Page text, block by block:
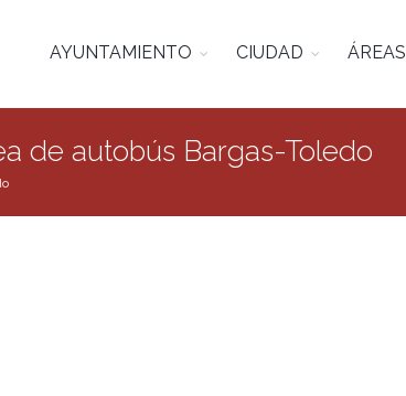
AYUNTAMIENTO CIUDAD ÁREAS
de autobús Bargas-Toledo